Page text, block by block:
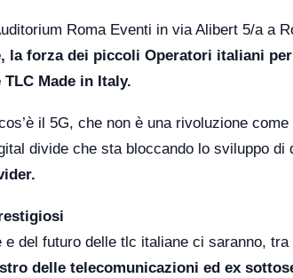
Roma Eventi in via Alibert 5/a a
la forza dei piccoli Operatori italiani
Made in Italy.
il 5G, che non è una rivoluzione
divide che sta bloccando lo sviluppo di
e del futuro delle tlc italiane ci saranno,
delle telecomunicazioni ed ex